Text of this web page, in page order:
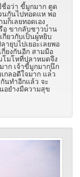
อว่า ขี้มูกมาก ตูด
กันไปทอดแห พอ
ก็เลยทอดเอง
อ ขากลับชาวบ๎าน
กี่ยวกับเป็นผู๎หยิบ
ายุบไปเยอะเลยพอ
ยงกันอีก สามมือ
โมโหที่ปลาหมดจึง
าก เจ้าขี้มูกมากนึก
กลอดีใจมาก แล๎ว
กันทำอีกแล้ว จะ
อยำงมีความสุข